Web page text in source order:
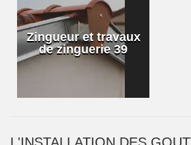
Zingueur et travaux
de zinguerie 39